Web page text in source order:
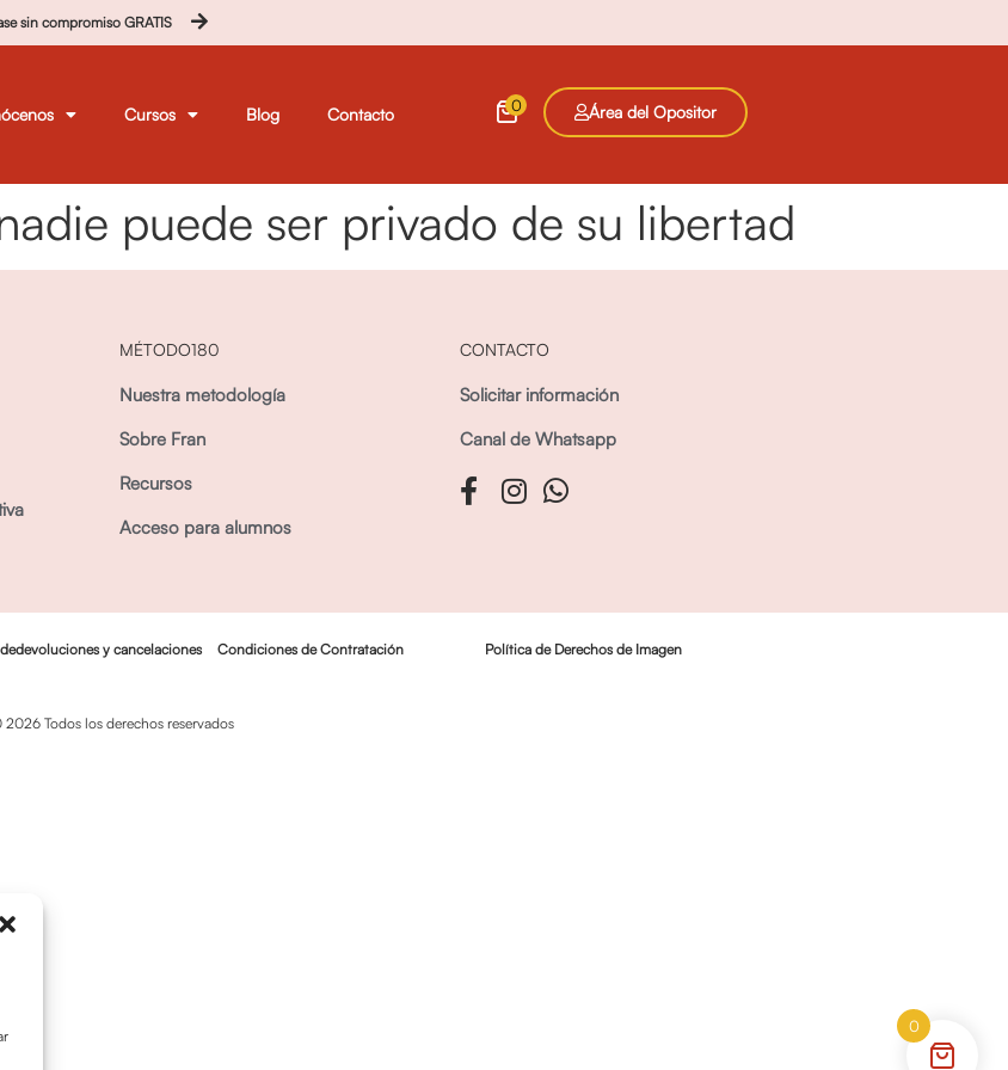
sin compromiso GRATIS
Cursos Blog Contacto 0 Área del Opositor
puede ser privado de su libertad
MÉTODO180
Nuestra metodología
Sobre Fran
Recursos
Acceso para alumnos
CONTACTO
Solicitar información
Canal de Whatsapp
y cancelaciones Condiciones de Contratación Política de Derechos de Imagen
Todos los derechos reservados
0